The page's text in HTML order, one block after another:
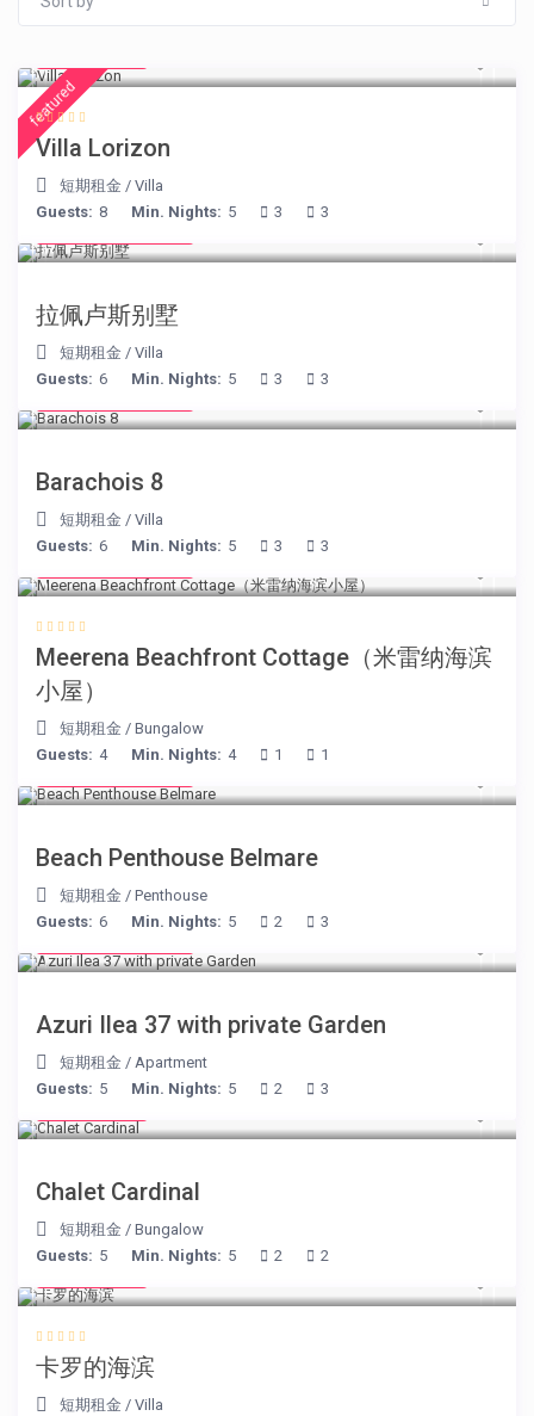
featured
Villa Lorizon
短期租金 /Villa
Guests: 8 Min. Nights: 5 3 3
拉佩卢斯别墅
短期租金 /Villa
Guests: 6 Min. Nights: 5 3 3
Barachois 8
短期租金 /Villa
Guests: 6 Min. Nights: 5 3 3
Meerena Beachfront Cottage（米雷纳海滨
小屋）
短期租金 /Bungalow
Guests: 4 Min. Nights: 4 1 1
Beach Penthouse Belmare
短期租金 /Penthouse
Guests: 6 Min. Nights: 5 2 3
Azuri Ilea 37 with private Garden
短期租金 /Apartment
Guests: 5 Min. Nights: 5 2 3
Chalet Cardinal
短期租金 /Bungalow
Guests: 5 Min. Nights: 5 2 2
卡罗的海滨
短期租金 /Villa